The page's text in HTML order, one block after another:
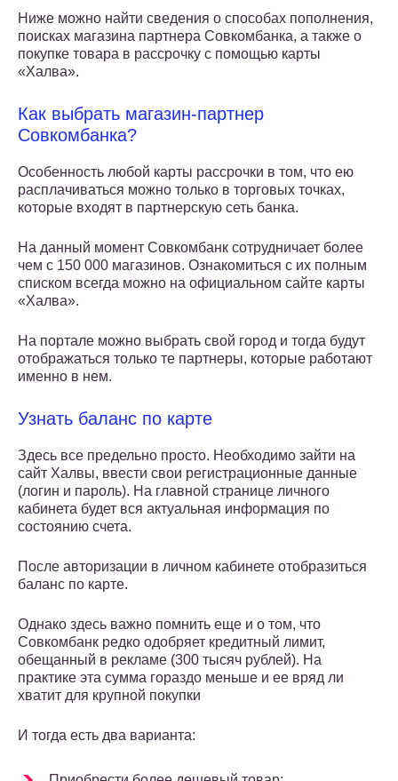
Ниже можно найти сведения о способах пополнения,
поисках магазина партнера Совкомбанка, а также о
покупке товара в рассрочку с помощью карты
«Халва».
Как выбрать магазин-партнер
Совкомбанка?
Особенность любой карты рассрочки в том, что ею
расплачиваться можно только в торговых точках,
которые входят в партнерскую сеть банка.
На данный момент Совкомбанк сотрудничает более
чем с 150 000 магазинов. Ознакомиться с их полным
списком всегда можно на официальном сайте карты
«Халва».
На портале можно выбрать свой город и тогда будут
отображаться только те партнеры, которые работают
именно в нем.
Узнать баланс по карте
Здесь все предельно просто. Необходимо зайти на
сайт Халвы, ввести свои регистрационные данные
(логин и пароль). На главной странице личного
кабинета будет вся актуальная информация по
состоянию счета.
После авторизации в личном кабинете отобразиться
баланс по карте.
Однако здесь важно помнить еще и о том, что
Совкомбанк редко одобряет кредитный лимит,
обещанный в рекламе (300 тысяч рублей). На
практике эта сумма гораздо меньше и ее вряд ли
хватит для крупной покупки
И тогда есть два варианта: